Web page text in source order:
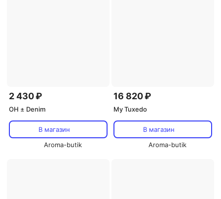
2 430 ₽
OH ± Denim
В магазин
Aroma-butik
16 820 ₽
My Tuxedo
В магазин
Aroma-butik